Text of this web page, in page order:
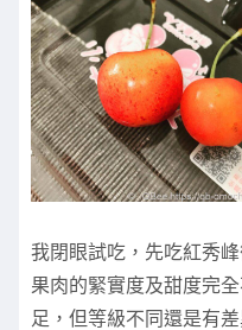
我閉眼試吃，先吃紅秀
果肉的緊實度及甜度完
足，但等級不同還是有差